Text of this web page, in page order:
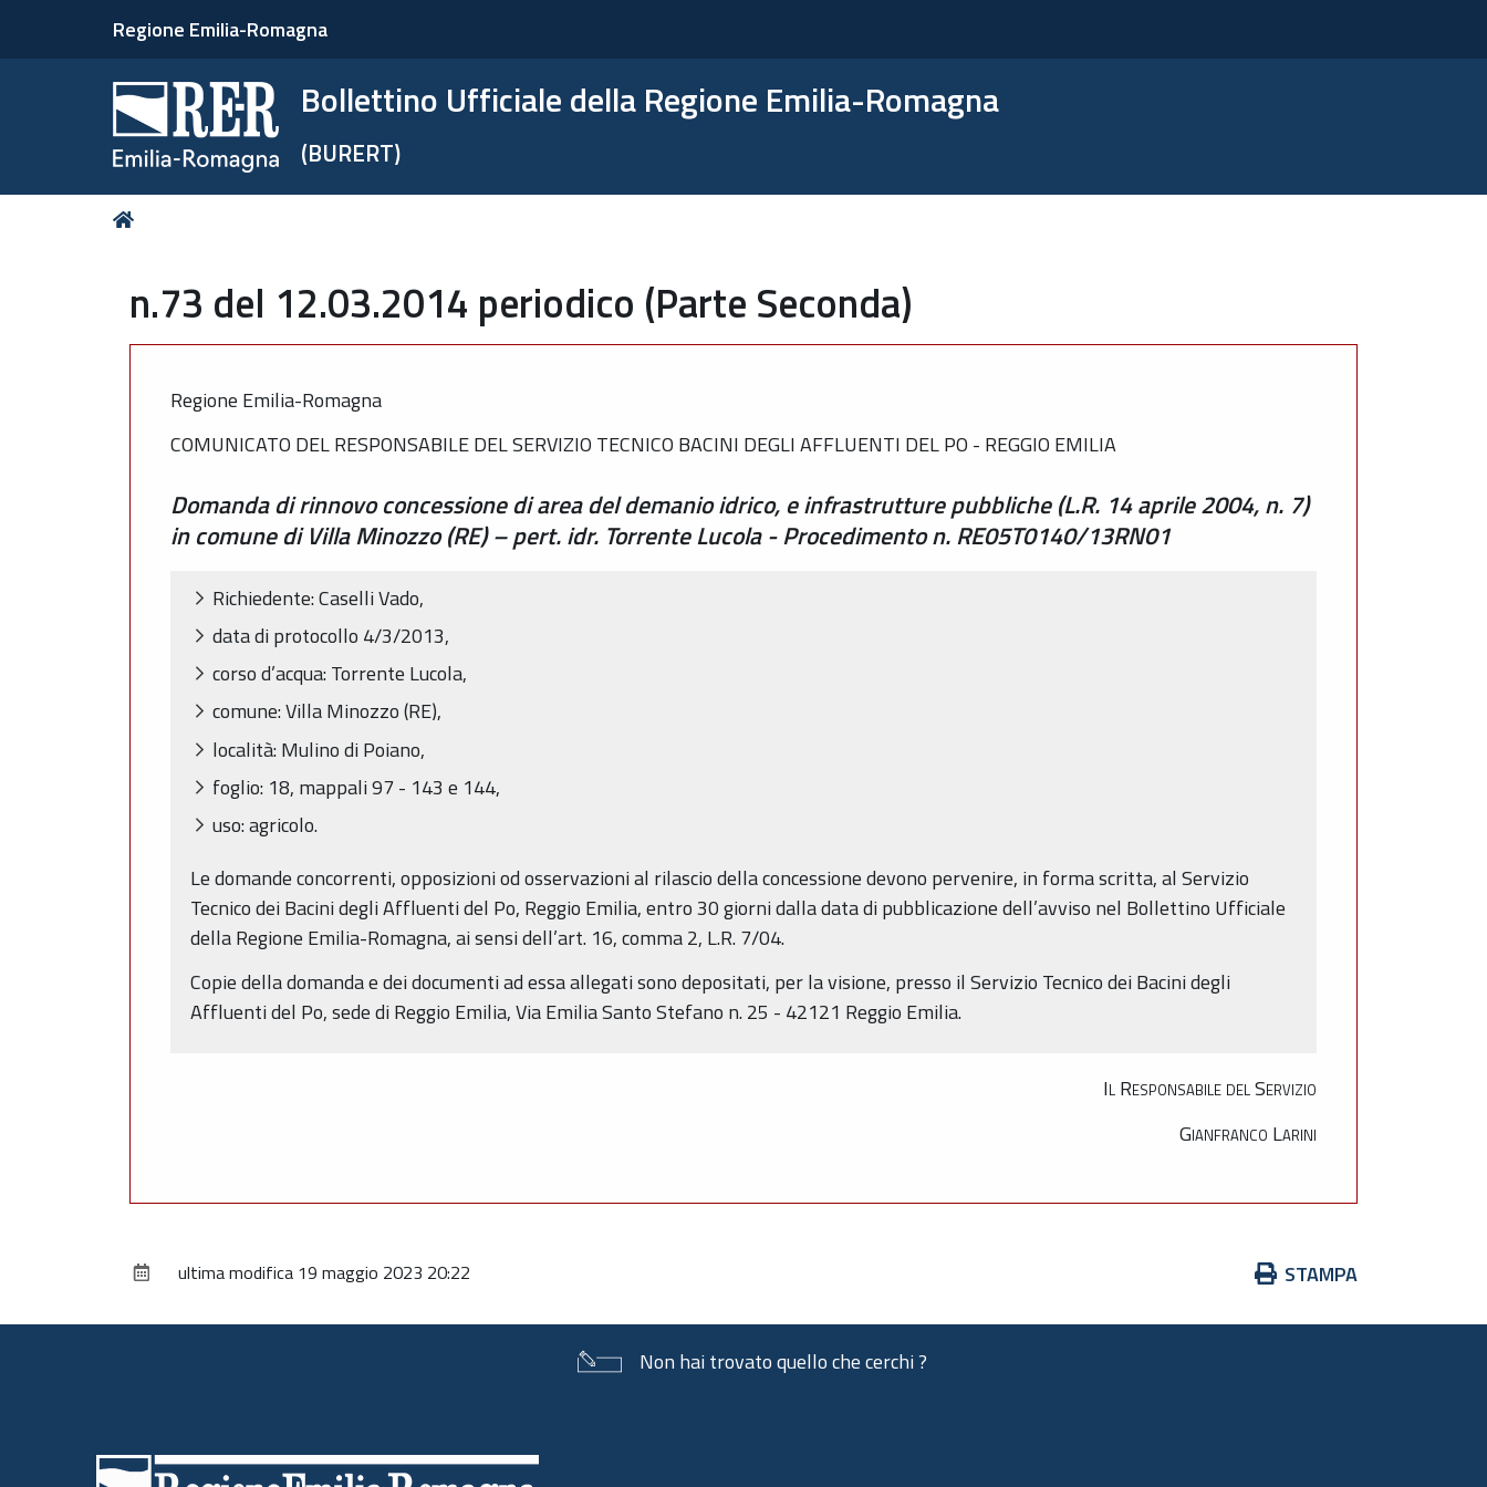
Regione Emilia-Romagna
Bollettino Ufficiale della Regione Emilia-Romagna
(BURERT)
Tu
n.73 del 12.03.2014 periodico (Parte Seconda)
Regione Emilia-Romagna
COMUNICATO DEL RESPONSABILE DEL SERVIZIO TECNICO BACINI DEGLI AFFLUENTI DEL PO - REGGIO EMILIA
Domanda di rinnovo concessione di area del demanio idrico, e infrastrutture pubbliche (L.R. 14 aprile 2004, n. 7)
in comune di Villa Minozzo (RE) – pert. idr. Torrente Lucola - Procedimento n. RE05T0140/13RN01
Richiedente: Caselli Vado,
data di protocollo 4/3/2013,
corso d’acqua: Torrente Lucola,
comune: Villa Minozzo (RE),
località: Mulino di Poiano,
foglio: 18, mappali 97 - 143 e 144,
uso: agricolo.
Le domande concorrenti, opposizioni od osservazioni al rilascio della concessione devono pervenire, in forma scritta, al Servizio
Tecnico dei Bacini degli Affluenti del Po, Reggio Emilia, entro 30 giorni dalla data di pubblicazione dell’avviso nel Bollettino Ufficiale
della Regione Emilia-Romagna, ai sensi dell’art. 16, comma 2, L.R. 7/04.
Copie della domanda e dei documenti ad essa allegati sono depositati, per la visione, presso il Servizio Tecnico dei Bacini degli
Affluenti del Po, sede di Reggio Emilia, Via Emilia Santo Stefano n. 25 - 42121 Reggio Emilia.
Il Responsabile del Servizio
Gianfranco Larini
Azioni
documento
STAMPA
ultima modifica 19 maggio 2023 20:22
Non hai trovato quello che cerchi ?